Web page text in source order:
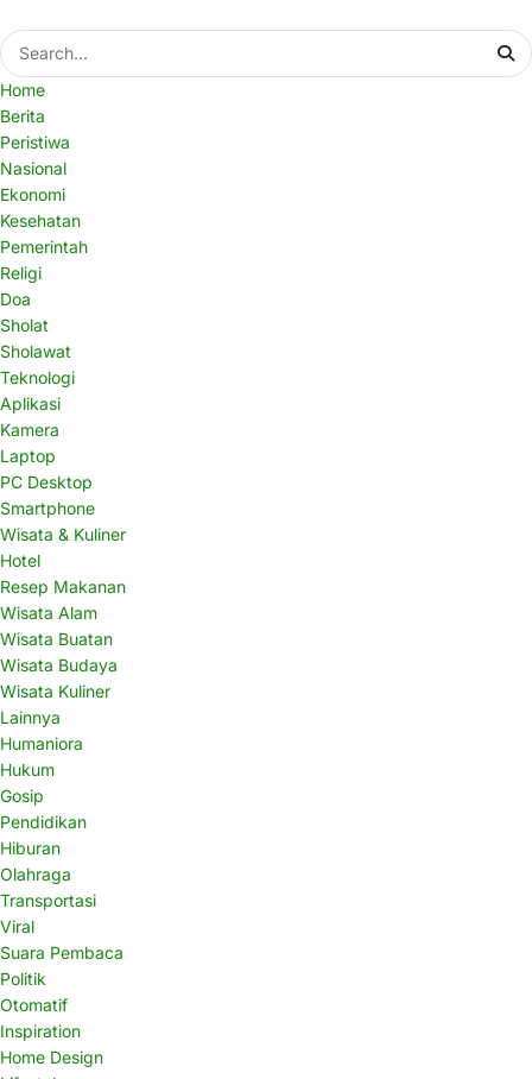
Home
Berita
Peristiwa
Nasional
Ekonomi
Kesehatan
Pemerintah
Religi
Doa
Sholat
Sholawat
Teknologi
Aplikasi
Kamera
Laptop
PC Desktop
Smartphone
Wisata & Kuliner
Hotel
Resep Makanan
Wisata Alam
Wisata Buatan
Wisata Budaya
Wisata Kuliner
Lainnya
Humaniora
Hukum
Gosip
Pendidikan
Hiburan
Olahraga
Transportasi
Viral
Suara Pembaca
Politik
Otomatif
Inspiration
Home Design